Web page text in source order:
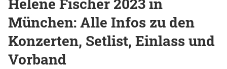
München: Alle Infos zu den
Konzerten, Setlist, Einlass und
Vorband